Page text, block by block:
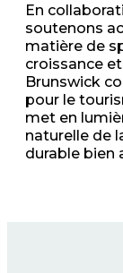
En
soutenons
matière de
croissance
Brunswick
pour le
met en
naturelle de
durable bien